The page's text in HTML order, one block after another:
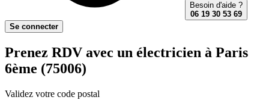
Besoin d'aide ?
06 19 30 53 69
Se connecter
Prenez RDV avec un électricien à Paris
6ème (75006)
Validez votre code postal